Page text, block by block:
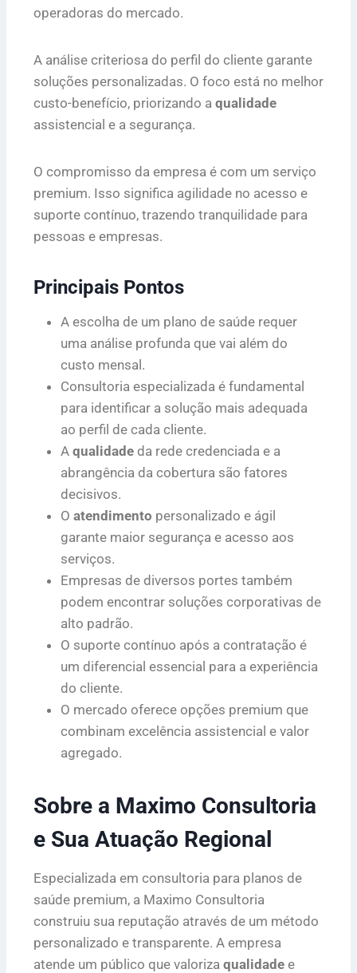
operadoras do mercado.
A análise criteriosa do perfil do cliente garante
soluções personalizadas. O foco está no melhor
custo-benefício, priorizando a qualidade
assistencial e a segurança.
O compromisso da empresa é com um serviço
premium. Isso significa agilidade no acesso e
suporte contínuo, trazendo tranquilidade para
pessoas e empresas.
Principais Pontos
A escolha de um plano de saúde requer
uma análise profunda que vai além do
custo mensal.
Consultoria especializada é fundamental
para identificar a solução mais adequada
ao perfil de cada cliente.
A qualidade da rede credenciada e a
abrangência da cobertura são fatores
decisivos.
O atendimento personalizado e ágil
garante maior segurança e acesso aos
serviços.
Empresas de diversos portes também
podem encontrar soluções corporativas de
alto padrão.
O suporte contínuo após a contratação é
um diferencial essencial para a experiência
do cliente.
O mercado oferece opções premium que
combinam excelência assistencial e valor
agregado.
Sobre a Maximo Consultoria
e Sua Atuação Regional
Especializada em consultoria para planos de
saúde premium, a Maximo Consultoria
construiu sua reputação através de um método
personalizado e transparente. A empresa
atende um público que valoriza qualidade e